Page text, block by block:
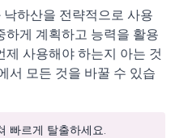
하산을 전략적으로 사용
하게 계획하고 능력을 활용
제 사용해야 하는지 아는 것
서 모든 것을 바꿀 수 있습
빠르게 탈출하세요.